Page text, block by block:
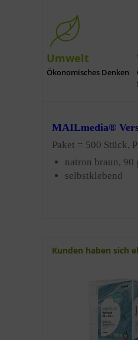
Umwelt
Ökonomisches Denken
MAILmedia®
Paket = 500 Stück,
natron braun, 90
selbstklebend
Kunden haben sich